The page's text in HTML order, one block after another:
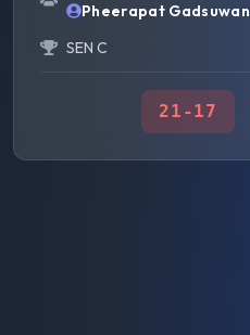
Pheerapat Gadsuwan
SEN C
21 -17